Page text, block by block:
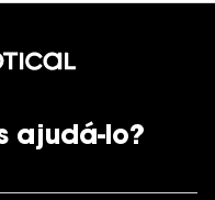
ajudá-lo?